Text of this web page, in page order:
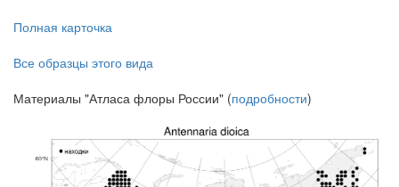
Полная карточка
Все образцы этого вида
Материалы "Атласа флоры России" (подробности)